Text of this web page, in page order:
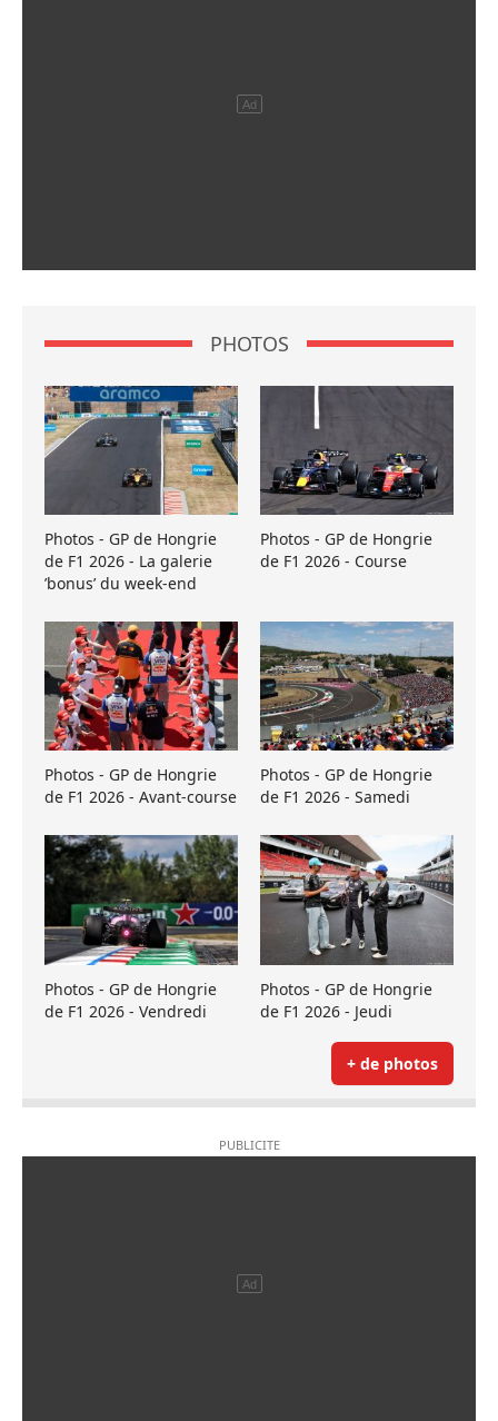
PHOTOS
Photos - GP de Hongrie
de F1 2026 - La galerie
’bonus’ du week-end
Photos - GP de Hongrie
de F1 2026 - Course
Photos - GP de Hongrie
de F1 2026 - Avant-course
Photos - GP de Hongrie
de F1 2026 - Samedi
Photos - GP de Hongrie
de F1 2026 - Vendredi
Photos - GP de Hongrie
de F1 2026 - Jeudi
+ de photos